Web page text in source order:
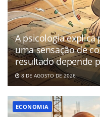
A psicologia explica
uma sensação de
resultado depende
8 DE AGOSTO DE 2026
ECONOMIA